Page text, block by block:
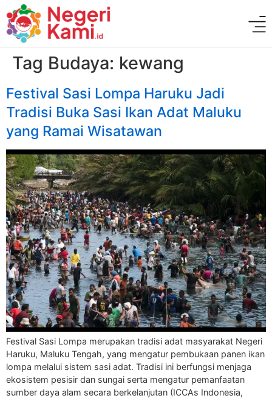
Tag Budaya: kewang
Festival Sasi Lompa Haruku Jadi
Tradisi Buka Sasi Ikan Adat Maluku
yang Ramai Wisatawan
Festival Sasi Lompa merupakan tradisi adat masyarakat Negeri
Haruku, Maluku Tengah, yang mengatur pembukaan panen ikan
lompa melalui sistem sasi adat. Tradisi ini berfungsi menjaga
ekosistem pesisir dan sungai serta mengatur pemanfaatan
sumber daya alam secara berkelanjutan (ICCAs Indonesia,